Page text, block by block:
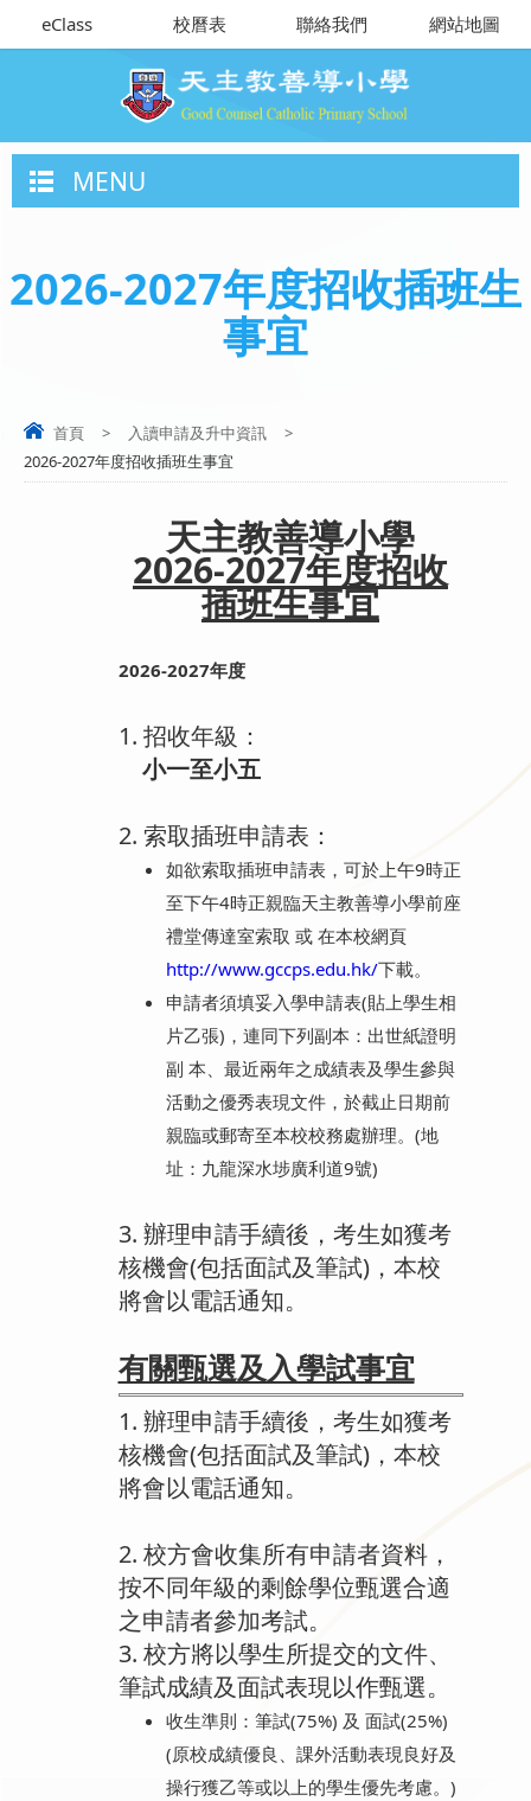
eClass 校曆表 聯絡我們 網站地圖
MENU
2026-2027年度招收插班生
事宜
首頁 > 入讀申請及升中資訊
>
2026-2027年度招收插班生事宜
天主教善導小學
2026-2027年度招收
插班生事宜
2026-2027年度
1. 招收年級：
小一至小五
2. 索取插班申請表：
如欲索取插班申請表，可於上午9時正
至下午4時正親臨天主教善導小學前座
禮堂傳達室索取 或 在本校網頁
http://www.gccps.edu.hk/下載。
申請者須填妥入學申請表(貼上學生相
片乙張)，連同下列副本：出世紙證明
副 本、最近兩年之成績表及學生參與
活動之優秀表現文件，於截止日期前
親臨或郵寄至本校校務處辦理。(地
址：九龍深水埗廣利道9號)
3. 辦理申請手續後，考生如獲考
核機會(包括面試及筆試)，本校
將會以電話通知。
有關甄選及入學試事宜
1. 辦理申請手續後，考生如獲考
核機會(包括面試及筆試)，本校
將會以電話通知。
2. 校方會收集所有申請者資料，
按不同年級的剩餘學位甄選合適
之申請者參加考試。
3. 校方將以學生所提交的文件、
筆試成績及面試表現以作甄選。
收生準則：筆試(75%) 及 面試(25%)
(原校成績優良、課外活動表現良好及
操行獲乙等或以上的學生優先考慮。)